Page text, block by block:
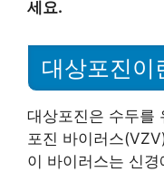
세요.
대상포진이
대상포진은 수두를
포진 바이러스
이 바이러스는 신